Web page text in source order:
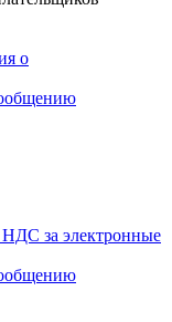
о
за электронные